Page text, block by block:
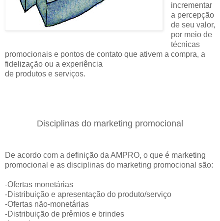
incrementar
a percepção
de seu valor,
por meio de
técnicas
promocionais e pontos de contato que ativem a compra, a
fidelização ou a experiência
de produtos e serviços.
Disciplinas do marketing promocional
De acordo com a definição da AMPRO, o que é marketing
promocional e as disciplinas do marketing promocional são:
-Ofertas monetárias
-Distribuição e apresentação do produto/serviço
-Ofertas não-monetárias
-Distribuição de prêmios e brindes